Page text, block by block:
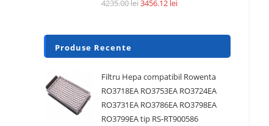
4235.00lei3456.12 lei
Produse Recente
Filtru Hepa compatibil Rowenta
RO3718EA RO3753EA RO3724EA
RO3731EA RO3786EA RO3798EA
RO3799EA tip RS-RT900586